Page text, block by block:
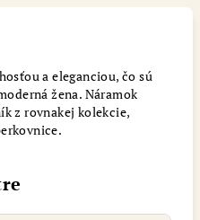
a eleganciou, čo sú
žena. Náramok
z rovnakej kolekcie,